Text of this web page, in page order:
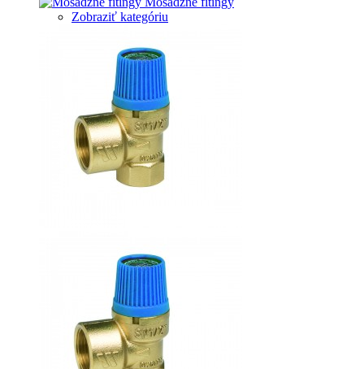
Zobraziť kategóriu